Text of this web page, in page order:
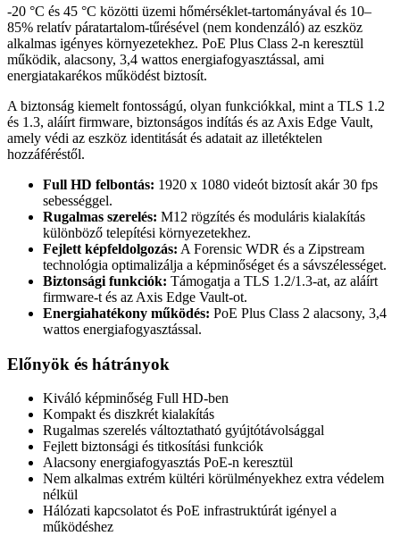
-20 °C és 45 °C közötti üzemi hőmérséklet-tartományával és 10–
85% relatív páratartalom-tűrésével (nem kondenzáló) az eszköz
alkalmas igényes környezetekhez. PoE Plus Class 2-n keresztül
működik, alacsony, 3,4 wattos energiafogyasztással, ami
energiatakarékos működést biztosít.
A biztonság kiemelt fontosságú, olyan funkciókkal, mint a TLS 1.2
és 1.3, aláírt firmware, biztonságos indítás és az Axis Edge Vault,
amely védi az eszköz identitását és adatait az illetéktelen
hozzáféréstől.
Full HD felbontás: 1920 x 1080 videót biztosít akár 30 fps
sebességgel.
Rugalmas szerelés: M12 rögzítés és moduláris kialakítás
különböző telepítési környezetekhez.
Fejlett képfeldolgozás: A Forensic WDR és a Zipstream
technológia optimalizálja a képminőséget és a sávszélességet.
Biztonsági funkciók: Támogatja a TLS 1.2/1.3-at, az aláírt
firmware-t és az Axis Edge Vault-ot.
Energiahatékony működés: PoE Plus Class 2 alacsony, 3,4
wattos energiafogyasztással.
Előnyök és hátrányok
Kiváló képminőség Full HD-ben
Kompakt és diszkrét kialakítás
Rugalmas szerelés változtatható gyújtótávolsággal
Fejlett biztonsági és titkosítási funkciók
Alacsony energiafogyasztás PoE-n keresztül
Nem alkalmas extrém kültéri körülményekhez extra védelem
nélkül
Hálózati kapcsolatot és PoE infrastruktúrát igényel a
működéshez